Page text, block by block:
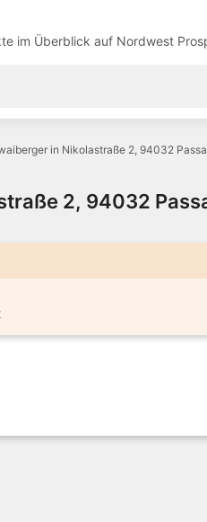
im Überblick auf Nordwest
in Nikolastraße 2, 94032
2, 94032